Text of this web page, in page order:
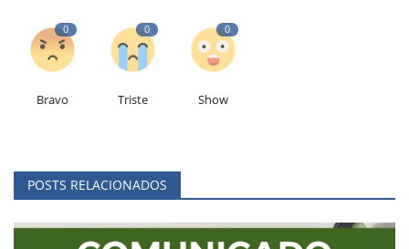
0
Bravo
0
Triste
0
Show
POSTS RELACIONADOS